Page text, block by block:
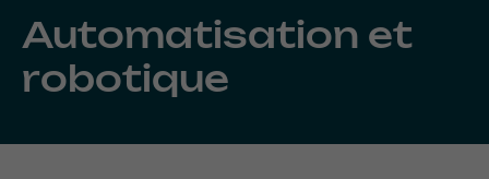
Automatisation et
robotique